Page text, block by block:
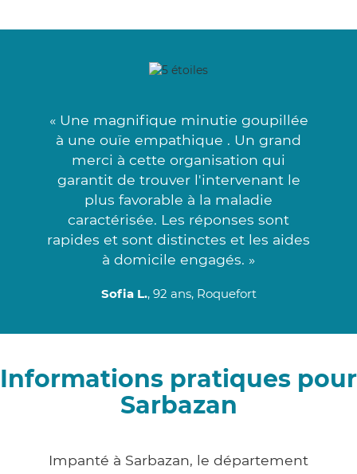
« Une magnifique minutie goupillée
à une ouïe empathique . Un grand
merci à cette organisation qui
garantit de trouver l'intervenant le
plus favorable à la maladie
caractérisée. Les réponses sont
rapides et sont distinctes et les aides
à domicile engagés. »
Sofia L., 92 ans, Roquefort
Informations pratiques pour
Sarbazan
Impanté à Sarbazan, le département